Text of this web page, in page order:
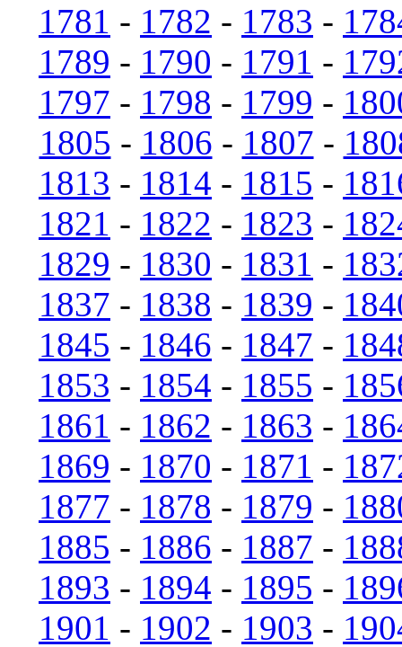
1781 - 1782 - 1783 -
1789 - 1790 - 1791 -
1797 - 1798 - 1799 -
1805 - 1806 - 1807 -
1813 - 1814 - 1815 -
1821 - 1822 - 1823 -
1829 - 1830 - 1831 -
1837 - 1838 - 1839 -
1845 - 1846 - 1847 -
1853 - 1854 - 1855 -
1861 - 1862 - 1863 -
1869 - 1870 - 1871 -
1877 - 1878 - 1879 -
1885 - 1886 - 1887 -
1893 - 1894 - 1895 -
1901 - 1902 - 1903 -